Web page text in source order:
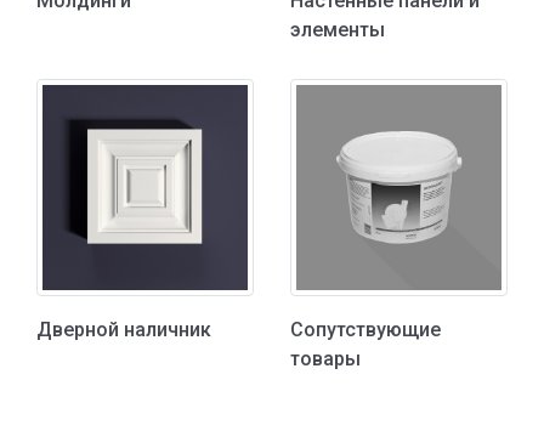
элементы
Дверной наличник
Сопутствующие
товары